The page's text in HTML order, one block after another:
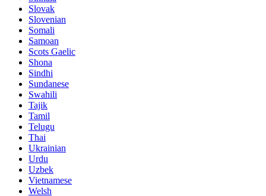
Slovak
Slovenian
Somali
Samoan
Scots Gaelic
Shona
Sindhi
Sundanese
Swahili
Tajik
Tamil
Telugu
Thai
Ukrainian
Urdu
Uzbek
Vietnamese
Welsh